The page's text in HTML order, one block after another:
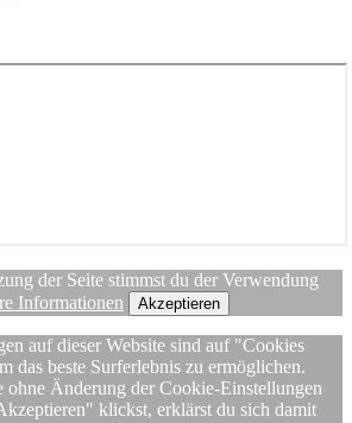
der Seite stimmst du der Verwendung
Informationen Akzeptieren
auf dieser Website sind auf "Cookies
das beste Surferlebnis zu ermöglichen.
ohne Änderung der Cookie-Einstellungen
klickst, erklärst du sich damit